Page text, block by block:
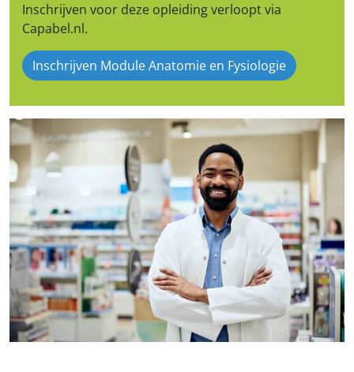
Inschrijven voor deze opleiding verloopt via
Capabel.nl.
Inschrijven Module Anatomie en Fysiologie